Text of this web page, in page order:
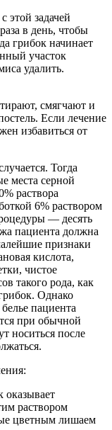
этой задачей
в день, чтобы
грибок начинает
участок
удалить.
смягчают и
Если лечение
избавиться от
Тогда
места серной
раствора
6% раствором
— десять
пациента должна
признаки
кислота,
чистое
такого рода, как
Однако
пациента
при обычной
носиться после
оказывает
раствором
цветным лишаем